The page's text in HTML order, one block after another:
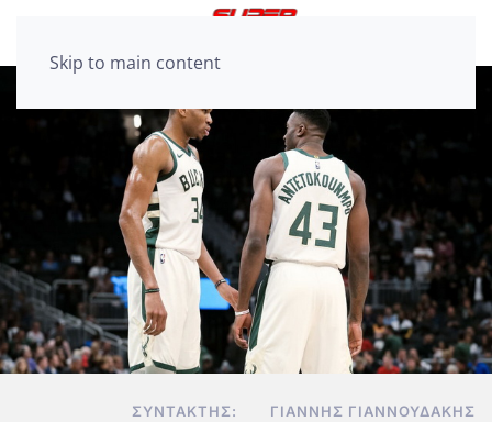
Skip to main content
ΣΥΝΤΆΚΤΗΣ: ΓΙΆΝΝΗΣ ΓΙΑΝΝΟΥΔΆΚΗΣ